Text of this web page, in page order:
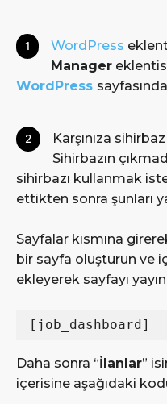
1 WordPress
Manager
WordPress
2 Karşınıza sihirbaz çıkarsa adımları takip edin.
Sihirbazın
sihirbazı kullanmak
ettikten sonra şunları
Sayfalar kısmına
bir sayfa oluşturun ve
ekleyerek sayfayı
[job_dashboard]
Daha sonra “İlanlar”
içerisine aşağıdaki